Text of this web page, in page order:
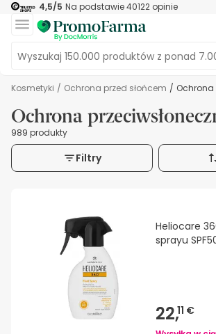
4,5/5 Na podstawie40122 opinie
Kosmetyki / Ochrona przed słońcem /
Ochrona
989 produkty
Filtry
Heliocare
sprayu
22,11 €